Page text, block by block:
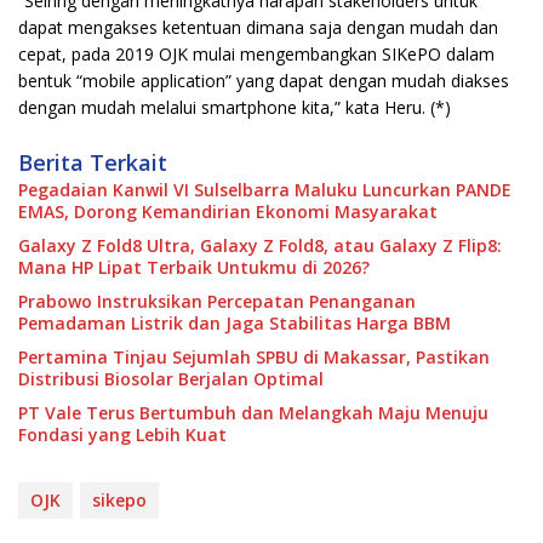
dapat mengakses ketentuan dimana saja dengan mudah dan
cepat, pada 2019 OJK mulai mengembangkan SIKePO dalam
bentuk “mobile application” yang dapat dengan mudah diakses
dengan mudah melalui smartphone kita,” kata Heru. (*)
Berita Terkait
Pegadaian Kanwil VI Sulselbarra Maluku Luncurkan PANDE
EMAS, Dorong Kemandirian Ekonomi Masyarakat
Galaxy Z Fold8 Ultra, Galaxy Z Fold8, atau Galaxy Z Flip8:
Mana HP Lipat Terbaik Untukmu di 2026?
Prabowo Instruksikan Percepatan Penanganan
Pemadaman Listrik dan Jaga Stabilitas Harga BBM
Pertamina Tinjau Sejumlah SPBU di Makassar, Pastikan
Distribusi Biosolar Berjalan Optimal
PT Vale Terus Bertumbuh dan Melangkah Maju Menuju
Fondasi yang Lebih Kuat
OJK sikepo